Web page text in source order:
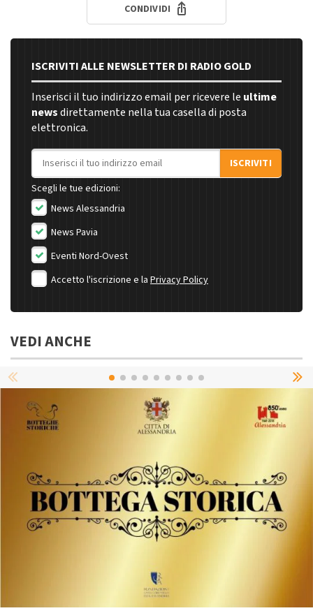
CONDIVIDI
ISCRIVITI ALLE NEWSLETTER DI RADIO GOLD
Inserisci il tuo indirizzo email per ricevere le ultime
newsdirettamente nella tua casella di posta
elettronica.
Indirizzo email
ISCRIVITI
Scegli le tue edizioni:
News Alessandria
News Pavia
Eventi Nord-Ovest
Accetto l'iscrizione e la Privacy Policy
VEDI ANCHE